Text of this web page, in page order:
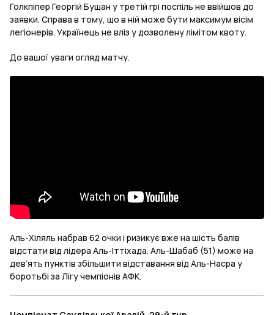
Голкпіпер Георгій Бущан у третій грі поспіль не ввійшов до
заявки. Справа в тому, що в ній може бути максимум вісім
легіонерів. Українець не вліз у дозволену лімітом квоту.
До вашої уваги огляд матчу.
Аль-Хіляль набрав 62 очки і ризикує вже на шість балів
відстати від лідера Аль-Іттіхада. Аль-Шабаб (51) може на
дев’ять пунктів збільшити відставання від Аль-Насра у
боротьбі за Лігу чемпіонів АФК.